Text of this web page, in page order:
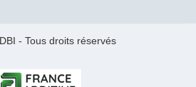
- Tous droits réservés